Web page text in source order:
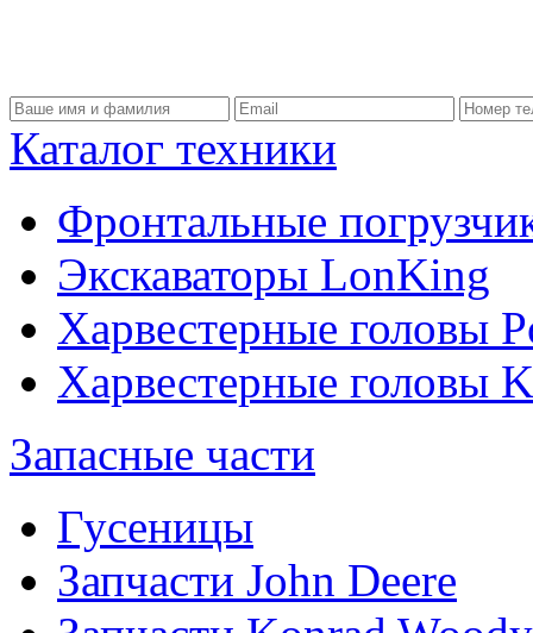
Каталог техники
Фронтальные
Экскаваторы LonKing
Харвестерные головы
Харвестерные головы
Запасные части
Гусеницы
Запчасти John Deere